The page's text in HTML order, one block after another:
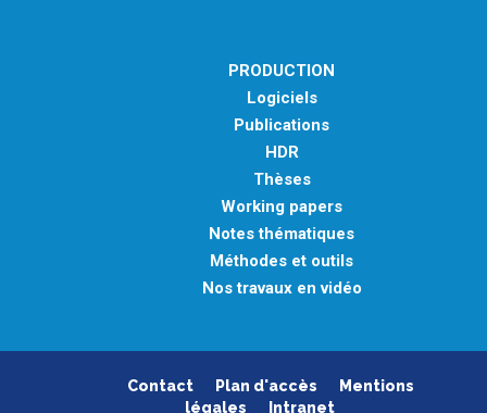
PRODUCTION
Logiciels
Publications
HDR
Thèses
Working papers
Notes thématiques
Méthodes et outils
Nos travaux en vidéo
Contact Plan d'accès
Mentions
légales
Intranet